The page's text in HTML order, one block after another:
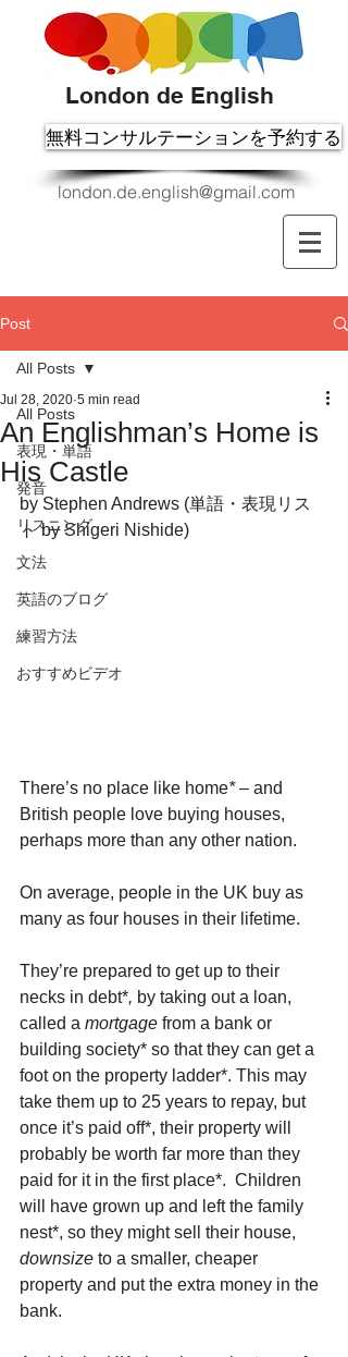
London de English
無料コンサルテーションを予約する
london.de.english@gmail.com
Post
All Posts
表現・単語
発音
リスニング
文法
英語のブログ
練習方法
おすすめビデオ
All Posts
An Englishman’s Home is
His Castle
Jul 28, 2020 5 min read
by Stephen Andrews (単語・表現リス
ト by Shigeri Nishide)
There’s no place like home* – and
British people love buying houses,
perhaps more than any other nation.
On average, people in the UK buy as
many as four houses in their lifetime.
They’re prepared to get up to their
necks in debt*, by taking out a loan,
called a mortgage from a bank or
building society* so that they can get a
foot on the property ladder*. This may
take them up to 25 years to repay, but
once it’s paid off*, their property will
probably be worth far more than they
paid for it in the first place*.  Children
will have grown up and left the family
nest*, so they might sell their house,
downsize to a smaller, cheaper
property and put the extra money in the
bank.